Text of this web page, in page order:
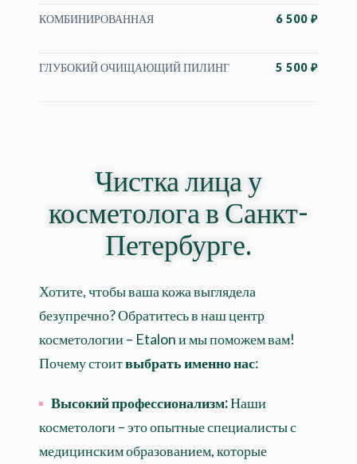
КОМБИНИРОВАННАЯ 6 500 ₽
ГЛУБОКИЙ ОЧИЩАЮЩИЙ ПИЛИНГ 5 500 ₽
Чистка лица у
косметолога в Санкт-
Петербурге.
Хотите, чтобы ваша кожа выглядела
безупречно? Обратитесь в наш центр
косметологии – Etalon и мы поможем вам!
Почему стоитвыбрать именно нас:
Высокий профессионализм:Наши
косметологи – это опытные специалисты с
медицинским образованием, которые